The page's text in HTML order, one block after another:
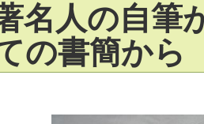
名人の自筆
の書簡から